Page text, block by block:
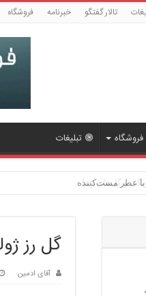
تالار گفتگو خبرنامه فروشگاه
فروشگاه تبلیغات
و گل‌های زیبا
گل رز
آقای ادمین